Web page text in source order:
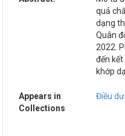
quả
dạng
Quân
2022.
đến
khớp
Appears in
Collections
Điều